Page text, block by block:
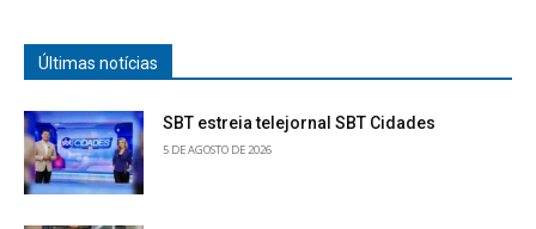
Últimas notícias
SBT estreia telejornal SBT Cidades
5 DE AGOSTO DE 2026